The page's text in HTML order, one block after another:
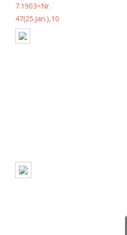
7.1903=Nr.
47(25.Jan.),10